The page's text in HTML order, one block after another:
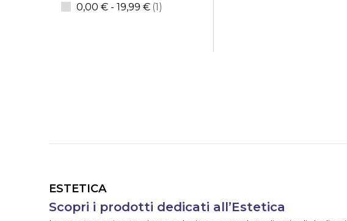
0,00 € - 19,99 € 1 elemento
ESTETICA
Scopri i prodotti dedicati all’Estetica